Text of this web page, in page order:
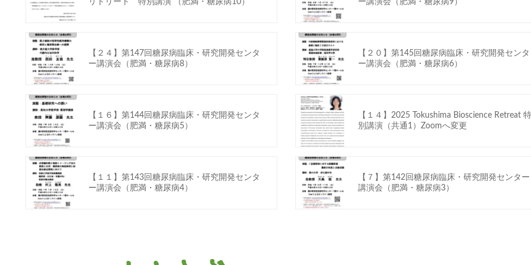
【２４】第147回糖尿病臨床・研究開発センタ
ー講演会（肥満・糖尿病8）
【２０】第145回糖尿病臨床・研究開発センタ
ー講演会（肥満・糖尿病6）
【１６】第144回糖尿病臨床・研究開発センタ
ー講演会（肥満・糖尿病5）
【１４】2025 Tokushima Bioscience Retreat
別講演（共通1）Zoomへ変更
【１１】第143回糖尿病臨床・研究開発センタ
ー講演会（肥満・糖尿病4）
【７】第142回糖尿病臨床・研究開発センター
講演会（肥満・糖尿病3）